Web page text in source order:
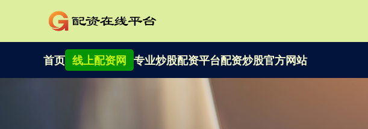
首页 线上配资网 专业炒股配资平台配资炒股官方网站